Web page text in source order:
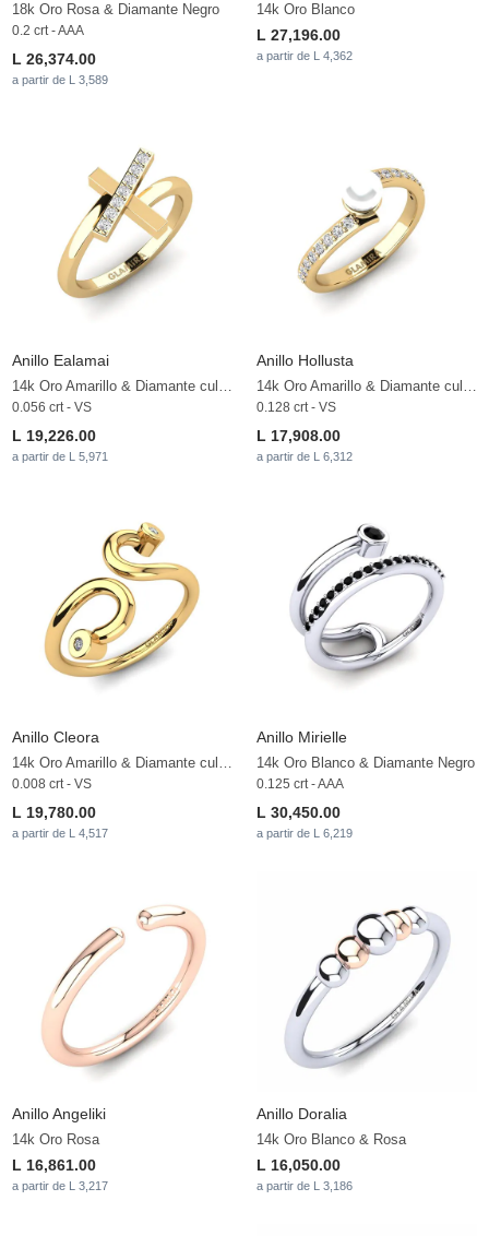
18k Oro Rosa & Diamante Negro
0.2 crt - AAA
L 26,374.00
a partir de L 3,589
14k Oro Blanco
L 27,196.00
a partir de L 4,362
Anillo Ealamai
14k Oro Amarillo & Diamante cultivado en laboratorio
0.056 crt - VS
L 19,226.00
a partir de L 5,971
Anillo Hollusta
14k Oro Amarillo & Diamante cultivado en laboratorio & Perla blanca
0.128 crt - VS
L 17,908.00
a partir de L 6,312
Anillo Cleora
14k Oro Amarillo & Diamante cultivado en laboratorio
0.008 crt - VS
L 19,780.00
a partir de L 4,517
Anillo Mirielle
14k Oro Blanco & Diamante Negro
0.125 crt - AAA
L 30,450.00
a partir de L 6,219
Anillo Angeliki
14k Oro Rosa
L 16,861.00
a partir de L 3,217
Anillo Doralia
14k Oro Blanco & Rosa
L 16,050.00
a partir de L 3,186